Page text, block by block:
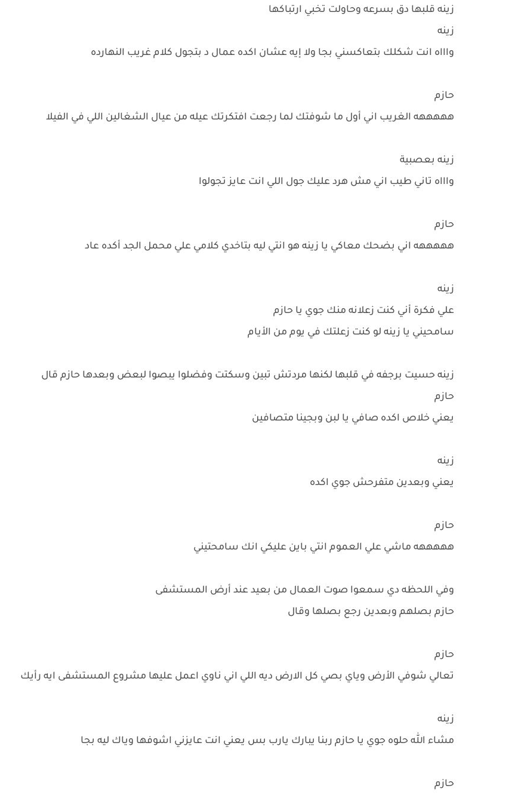
زينه قلبها دق بسرعه وحاولت تخبي ارتباكها
زينه
واااه انت شكلك بتعاكسني بجا ولا إيه عشان اكده عمال د بتجول كلام غريب النهارده
حازم
هههههه الغريب اني أول ما شوفتك لما رجعت افتكرتك عيله من عيال الشغالين اللي في الفيلا
زينه بعصبية
واااه تاني طيب اني مش هرد عليك جول اللي انت عايز تجولوا
حازم
هههههه اني بضحك معاكي يا زينه هو انتي ليه بتاخدي كلامي علي محمل الجد أكده عاد
زينه
علي فكرة أني كنت زعلانه منك جوي يا حازم
سامحيني يا زينه لو كنت زعلتك في يوم من الأيام
زينه حسيت برجفه في قلبها لكنها مردتش تبين وسكتت وفضلوا يبصوا لبعض وبعدها حازم قال
حازم
يعني خلاص اكده صافي يا لبن وبجينا متصافين
زينه
يعني وبعدين متفرحش جوي اكده
حازم
هههههه ماشي علي العموم انتي باين عليكي انك سامحتيني
وفي اللحظه دي سمعوا صوت العمال من بعيد عند أرض المستشفى
حازم بصلهم وبعدين رجع بصلها وقال
حازم
تعالي شوفي الأرض وياي بصي كل الارض ديه اللي اني ناوي اعمل عليها مشروع المستشفى ايه رأيك
زينه
مشاء الله حلوه جوي يا حازم ربنا يبارك يارب بس يعني انت عايزني اشوفها وياك ليه بجا
حازم